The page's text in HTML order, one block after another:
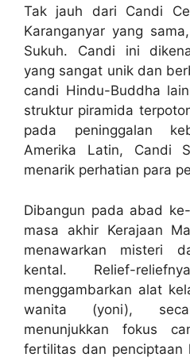
Tak jauh dari Candi
Karanganyar yang
Sukuh. Candi ini
yang sangat unik dan
candi Hindu-Buddha
struktur piramida
pada peninggalan
Amerika Latin, Candi
menarik perhatian para
Dibangun pada abad
masa akhir Kerajaan
menawarkan misteri
kental. Relief-
menggambarkan alat
wanita (yoni),
menunjukkan fokus
fertilitas dan penciptaan